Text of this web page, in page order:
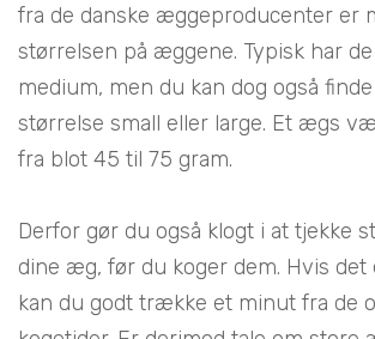
fra de danske æggeproducenter er
størrelsen på æggene. Typisk har
medium, men du kan dog også
størrelse small eller large. Et ægs
fra blot 45 til 75 gram.
Derfor gør du også klogt i at tjekke
dine æg, før du koger dem. Hvis
kan du godt trække et minut fra de